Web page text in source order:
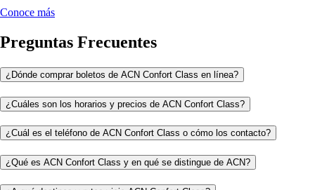
Conoce más
Preguntas Frecuentes
¿Dónde comprar boletos de ACN Confort Class en línea?
¿Cuáles son los horarios y precios de ACN Confort Class?
¿Cuál es el teléfono de ACN Confort Class o cómo los contacto?
¿Qué es ACN Confort Class y en qué se distingue de ACN?